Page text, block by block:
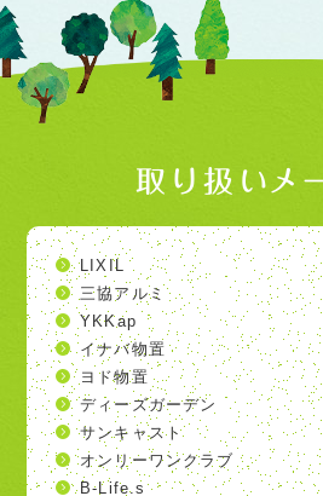
取り扱いメ
LIXIL
三協アルミ
YKKap
イナバ物置
ヨド物置
ディーズガーデン
サンキャスト
オンリーワンクラブ
B-Life.s